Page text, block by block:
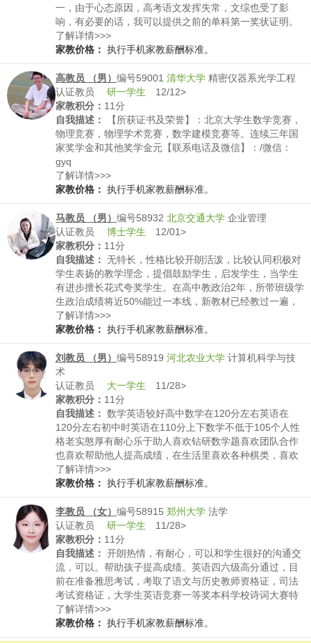
一，由于心态原因，高考语文发挥失常，文综也受了影
响，有必要的话，我可以提供之前的单科第一奖状证明。
我的作文也写的不错，一直是班级里的语文课代表，在小
学时，我就曾经获得读后感写作的省级二等奖。初中时曾
前顺利拿到了延安职业技术学院的芭蕾舞结业证书。
了解详情>>>
家教价格： 执行手机家教薪酬标准。
高教员 （男） 编号59001 清华大学 精密仪器系光学工程
认证教员 研一学生 12/12>
家教积分： 11分
自我描述：
【所获证书及荣誉】：北京大学生数学竞赛，
物理竞赛，物理学术竞赛，数学建模竞赛等。连续三年国
家奖学金和其他奖学金元【联系电话及微信】：/微信：
gyq
了解详情>>>
家教价格： 执行手机家教薪酬标准。
马教员 （男） 编号58932 北京交通大学 企业管理
认证教员 博士学生 12/01>
家教积分： 11分
自我描述： 无特长，性格比较开朗活泼，比较认同积极对
学生表扬的教学理念，提倡鼓励学生，启发学生，当学生
有进步擅长花式夸奖学生。在高中教政治2年，所带班级学
生政治成绩将近50%能过一本线，新教材已经教过一遍，
有经验
了解详情>>>
家教价格： 执行手机家教薪酬标准。
刘教员 （男） 编号58919 河北农业大学 计算机科学与技
术
认证教员 大一学生 11/28>
家教积分： 11分
自我描述： 数学英语较好高中数学在120分左右英语在
120分左右初中时英语在110分上下数学不低于105个人性
格老实憨厚有耐心乐于助人喜欢钻研数学题喜欢团队合作
也喜欢帮助他人提高成绩，在生活里喜欢各种棋类，喜欢
书法，也喜欢做数学题物理题，对各种事物感兴趣
了解详情>>>
家教价格： 执行手机家教薪酬标准。
李教员 （女） 编号58915 郑州大学 法学
认证教员 研一学生 11/28>
家教积分： 11分
自我描述： 开朗热情，有耐心，可以和学生很好的沟通交
流，可以。帮助孩子提高成绩。英语四六级高分通过，目
前在准备雅思考试，考取了语文与历史教师资格证，司法
考试资格证，大学生英语竞赛一等奖本科学校诗词大赛特
等奖
了解详情>>>
家教价格： 执行手机家教薪酬标准。